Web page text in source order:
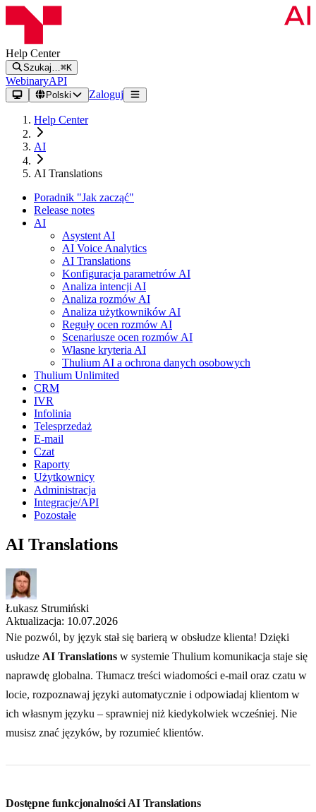
Help Center
Szukaj… ⌘K
WebinaryAPI
Polski Zaloguj
Help Center
AI
AI Translations
Poradnik "Jak zacząć"
Release notes
AI
Asystent AI
AI Voice Analytics
AI Translations
Konfiguracja parametrów AI
Analiza intencji AI
Analiza rozmów AI
Analiza użytkowników AI
Reguły ocen rozmów AI
Scenariusze ocen rozmów AI
Własne kryteria AI
Thulium AI a ochrona danych osobowych
Thulium Unlimited
CRM
IVR
Infolinia
Telesprzedaż
E-mail
Czat
Raporty
Użytkownicy
Administracja
Integracje/API
Pozostałe
AI Translations
Łukasz Strumiński
Aktualizacja: 10.07.2026
Nie pozwól, by język stał się barierą w obsłudze klienta! Dzięki
usłudze AI Translations w systemie Thulium komunikacja staje się
naprawdę globalna. Tłumacz treści wiadomości e-mail oraz czatu w
locie, rozpoznawaj języki automatycznie i odpowiadaj klientom w
ich własnym języku – sprawniej niż kiedykolwiek wcześniej. Nie
musisz znać języków, by rozumieć klientów.
Dostępne funkcjonalności AI Translations